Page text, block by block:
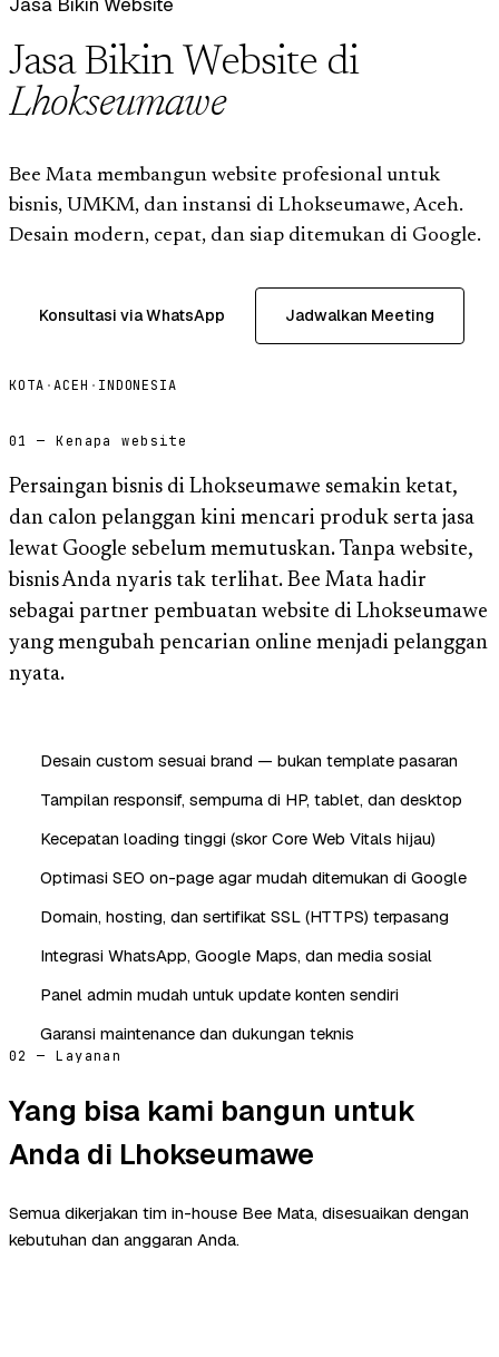
Jasa Bikin Website di
Lhokseumawe
Bee Mata membangun website profesional untuk
bisnis, UMKM, dan instansi di Lhokseumawe, Aceh.
Desain modern, cepat, dan siap ditemukan di Google.
Konsultasi via WhatsApp Jadwalkan Meeting
KOTA ·ACEH · INDONESIA
01 — Kenapa website
Persaingan bisnis di Lhokseumawe semakin ketat,
dan calon pelanggan kini mencari produk serta jasa
lewat Google sebelum memutuskan. Tanpa website,
bisnis Anda nyaris tak terlihat. Bee Mata hadir
sebagai partner pembuatan website di Lhokseumawe
yang mengubah pencarian online menjadi pelanggan
nyata.
Desain custom sesuai brand — bukan template pasaran
Tampilan responsif, sempurna di HP, tablet, dan desktop
Kecepatan loading tinggi (skor Core Web Vitals hijau)
Optimasi SEO on-page agar mudah ditemukan di Google
Domain, hosting, dan sertifikat SSL (HTTPS) terpasang
Integrasi WhatsApp, Google Maps, dan media sosial
Panel admin mudah untuk update konten sendiri
Garansi maintenance dan dukungan teknis
02 — Layanan
Yang bisa kami bangun untuk
Anda di Lhokseumawe
Semua dikerjakan tim in-house Bee Mata, disesuaikan dengan
kebutuhan dan anggaran Anda.